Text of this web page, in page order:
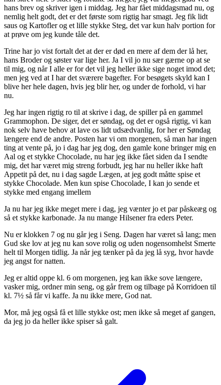
hans brev og skriver igen i middag. Jeg har fået middagsmad nu, og
nemlig helt godt, det er det første som rigtig har smagt. Jeg fik lidt
saus og Kartofler og et lille stykke Steg, det var kun halv portion for
at prøve om jeg kunde tåle det.
Trine har jo vist fortalt det at der er død en mere af dem der lå her,
hans Broder og søster var lige her. Ja I vil jo nu sær gærne op at se
til mig, og når I alle er for det vil jeg heller ikke sige noget imod det;
men jeg ved at I har det sværere bagefter. For besøgets skyld kan I
blive her hele dagen, hvis jeg blir her, og under de forhold, vi har
nu.
Jeg har ingen rigtig ro til at skrive i dag, de spiller på en gammel
Grammophon. De siger, det er søndag, og det er også rigtig, vi kan
nok selv have behov at lave os lidt udsædvanlig, for her er Søndag
længere end de andre. Posten har vi om morgenen, så man har ingen
ting at vente på, jo i dag har jeg dog, den gamle kone bringer mig en
Aal og et stykke Chocolade, nu har jeg ikke fået siden da I sendte
mig, det har været mig streng forbudt, jeg har nu heller ikke haft
Appetit på det, nu i dag sagde Lægen, at jeg godt måtte spise et
stykke Chocolade. Men kun spise Chocolade, I kan jo sende et
stykke med engang imellem
Ja nu har jeg ikke meget mere i dag, jeg vænter jo et par påskeæg og
så et stykke karbonade. Ja nu mange Hilsener fra eders Peter.
Nu er klokken 7 og nu går jeg i Seng. Dagen har været så lang; men
Gud ske lov at jeg nu kan sove rolig og uden nogensomhelst Smerte
helt til Morgen tidlig. Ja når jeg tænker på da jeg lå syg, hvor havde
jeg angst for natten.
Jeg er altid oppe kl. 6 om morgenen, jeg kan ikke sove længere,
vasker mig, ordner min seng, og går frem og tilbage på Korridoen til
kl. 7½ så får vi kaffe. Ja nu ikke mere, God nat.
Mor, må jeg også få et lille stykke ost; men ikke så meget af gangen,
da jeg jo da heller ikke spiser så galt.